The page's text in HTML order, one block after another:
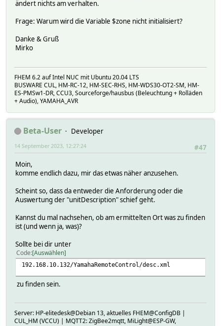
ändert nichts am verhalten.
Frage: Warum wird die Variable $zone nicht initialisiert?
Danke & Gruß
Mirko
FHEM 6.2 auf Intel NUC mit Ubuntu 20.04 LTS
BUSWARE CUL, HM-RC-12, HM-SEC-RHS, HM-WDS30-OT2-SM, HM-
ES-PMSw1-DR, CCU3, Sourceforge/hausbus (Beleuchtung + Rolläden
+ Audio), YAMAHA_AVR
Beta-User
Developer
#47
14 September 2023, 12:27:24
Moin,
komme endlich dazu, mir das etwas näher anzusehen.
Scheint so, dass da entweder die Anforderung oder die
Auswertung der "unitDescription" schief geht.
Kannst du mal nachsehen, ob am ermittelten Ort was zu finden
ist (und wenn ja, was)?
Sollte bei dir unter
Code Auswählen
192.168.10.132/YamahaRemoteControl/desc.xml
zu finden sein.
Server: HP-elitedesk@Debian 13, aktuelles FHEM@ConfigDB |
CUL_HM (VCCU) | MQTT2: ZigBee2mqtt, MiLight@ESP-GW,